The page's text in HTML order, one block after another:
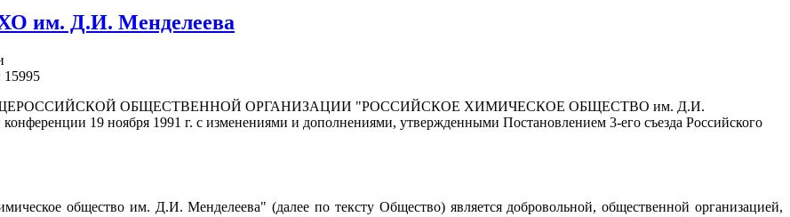
им. Д.И. Менделеева
15995
ОБЩЕСТВЕННОЙ ОРГАНИЗАЦИИ "РОССИЙСКОЕ ХИМИЧЕСКОЕ ОБЩЕСТВО им. Д.И.
19 ноября 1991 г. с изменениями и дополнениями, утвержденными Постановлением 3-его съезда Российского
общество им. Д.И. Менделеева" (далее по тексту Общество) является добровольной, общественной организацией,